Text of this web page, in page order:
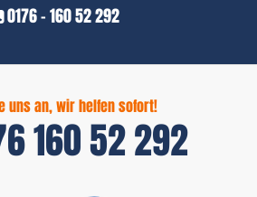
0176 - 160 52 292
uns an, wir helfen sofort!
160 52 292